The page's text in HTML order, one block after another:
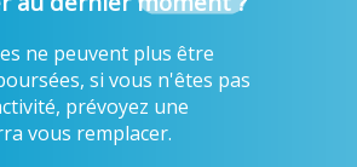
ne peuvent plus être
si vous n'êtes pas
prévoyez une
vous remplacer.